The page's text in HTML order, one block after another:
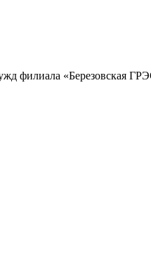
филиала «Березовская